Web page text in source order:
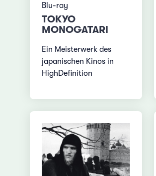
Blu-ray
TOKYO
MONOGATARI
Ein Meisterwerk des
japanischen Kinos in
HighDefinition